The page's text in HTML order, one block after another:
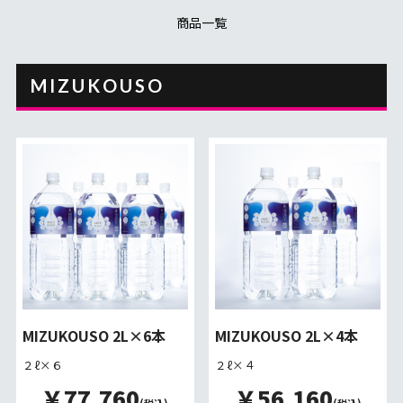
商品一覧
MIZUKOUSO
MIZUKOUSO 2L×6本
２ℓ×６
MIZUKOUSO 2L×4本
２ℓ×４